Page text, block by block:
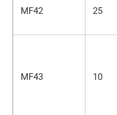
MF42 25
MF43 10